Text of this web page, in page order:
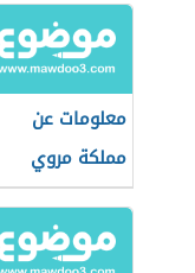
معلومات عن
مملكة مروي